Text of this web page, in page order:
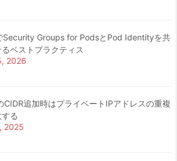
Security Groups for PodsとPod Identityを共
ベストプラクティス
2026
CIDR追加時はプライベートIPアドレスの重複
る
2025